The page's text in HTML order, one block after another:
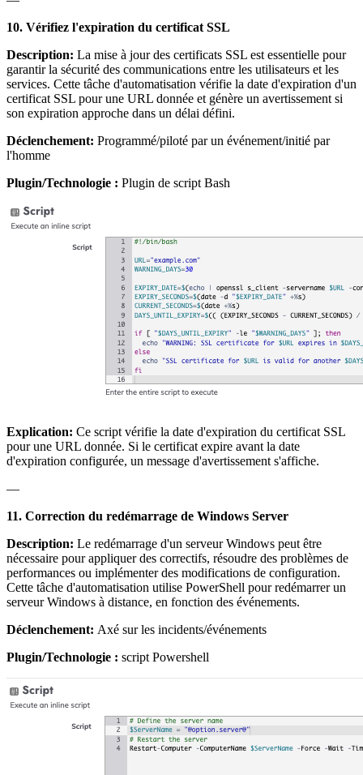
10. Vérifiez l'expiration du certificat SSL
Description: La mise à jour des certificats SSL est essentielle pour
garantir la sécurité des communications entre les utilisateurs et les
services. Cette tâche d'automatisation vérifie la date d'expiration d'un
certificat SSL pour une URL donnée et génère un avertissement si
son expiration approche dans un délai défini.
Déclenchement: Programmé/piloté par un événement/initié par
l'homme
Plugin/Technologie : Plugin de script Bash
Explication: Ce script vérifie la date d'expiration du certificat SSL
pour une URL donnée. Si le certificat expire avant la date
d'expiration configurée, un message d'avertissement s'affiche.
—
11. Correction du redémarrage de Windows Server
Description: Le redémarrage d'un serveur Windows peut être
nécessaire pour appliquer des correctifs, résoudre des problèmes de
performances ou implémenter des modifications de configuration.
Cette tâche d'automatisation utilise PowerShell pour redémarrer un
serveur Windows à distance, en fonction des événements.
Déclenchement: Axé sur les incidents/événements
Plugin/Technologie : script Powershell